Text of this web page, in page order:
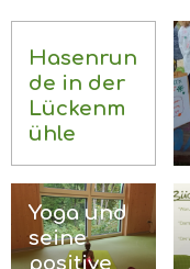
Hasenrun
de in der
Lückenm
ühle
Yoga und
seine
positive